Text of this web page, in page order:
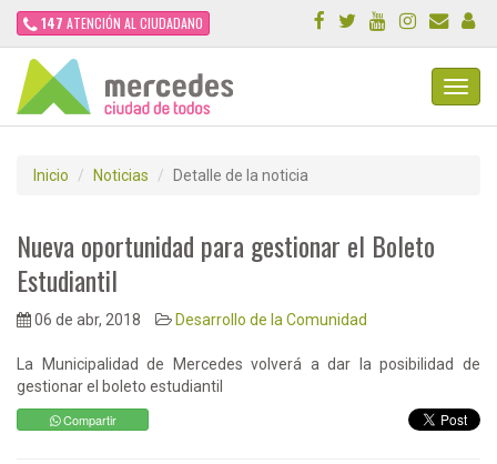
147 ATENCIÓN AL CIUDADANO
Inicio Noticias Detalle de la noticia
Nueva oportunidad para gestionar el Boleto
Estudiantil
06 de abr, 2018 Desarrollo de la Comunidad
La Municipalidad de Mercedes volverá a dar la posibilidad de
gestionar el boleto estudiantil
Compartir